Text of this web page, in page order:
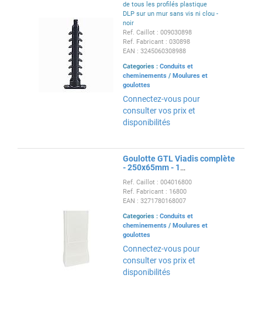
de tous les profilés plastique
DLP sur un mur sans vis ni clou -
noir
Ref. Caillot : 009030898
Ref. Fabricant : 030898
EAN : 3245060308988
Categories : Conduits et
cheminements / Moulures et
goulottes
Connectez-vous pour
consulter vos prix et
disponibilités
Goulotte GTL Viadis complète
- 250x65mm - 1
13 modules
Ref. Caillot : 004016800
Ref. Fabricant : 16800
EAN : 3271780168007
Categories : Conduits et
cheminements / Moulures et
goulottes
Connectez-vous pour
consulter vos prix et
disponibilités